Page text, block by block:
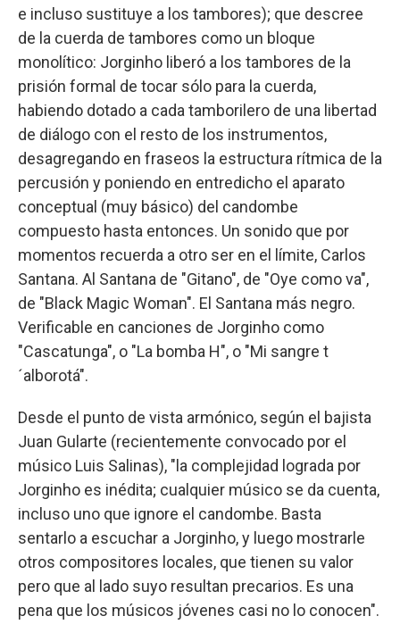
e incluso sustituye a los tambores); que descree
de la cuerda de tambores como un bloque
monolítico: Jorginho liberó a los tambores de la
prisión formal de tocar sólo para la cuerda,
habiendo dotado a cada tamborilero de una libertad
de diálogo con el resto de los instrumentos,
desagregando en fraseos la estructura rítmica de la
percusión y poniendo en entredicho el aparato
conceptual (muy básico) del candombe
compuesto hasta entonces. Un sonido que por
momentos recuerda a otro ser en el límite, Carlos
Santana. Al Santana de "Gitano", de "Oye como va",
de "Black Magic Woman". El Santana más negro.
Verificable en canciones de Jorginho como
"Cascatunga", o "La bomba H", o "Mi sangre t
´alborotá".
Desde el punto de vista armónico, según el bajista
Juan Gularte (recientemente convocado por el
músico Luis Salinas), "la complejidad lograda por
Jorginho es inédita; cualquier músico se da cuenta,
incluso uno que ignore el candombe. Basta
sentarlo a escuchar a Jorginho, y luego mostrarle
otros compositores locales, que tienen su valor
pero que al lado suyo resultan precarios. Es una
pena que los músicos jóvenes casi no lo conocen".